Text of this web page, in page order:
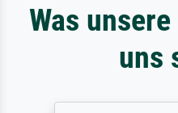
Was
uns